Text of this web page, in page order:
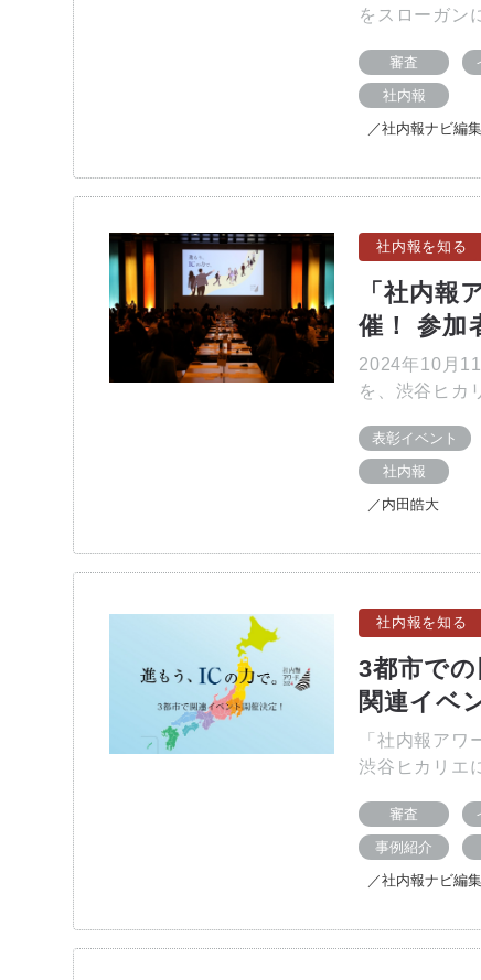
をスローガン
審査
社内報
／社内報ナビ編
社内報を知る
「社内報
催！ 参加
2024年10月
を、渋谷ヒカ
表彰イベント
社内報
／内田皓大
社内報を知る
3都市での
関連イベ
「社内報ア
渋谷ヒカリエ
審査
事例紹介
／社内報ナビ編